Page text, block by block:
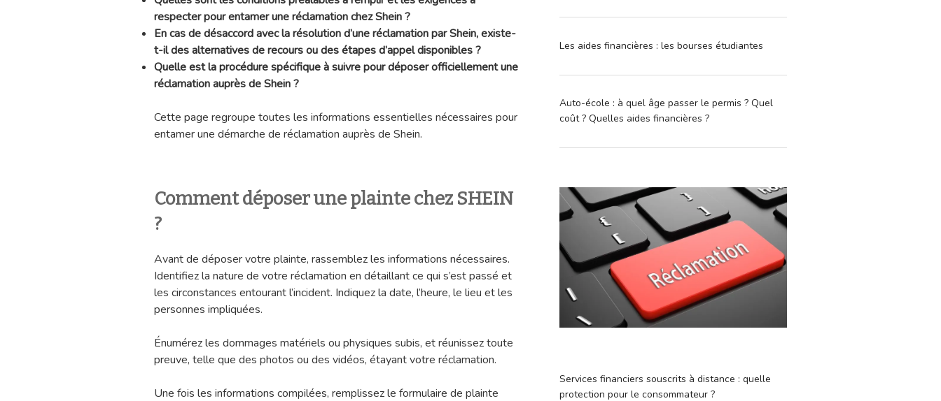
respecter pour entamer une réclamation chez Shein ?
En cas de désaccord avec la résolution d’une réclamation par Shein, existe-
t-il des alternatives de recours ou des étapes d’appel disponibles ?
Quelle est la procédure spécifique à suivre pour déposer officiellement une
réclamation auprès de Shein ?
Cette page regroupe toutes les informations essentielles nécessaires pour
entamer une démarche de réclamation auprès de Shein.
Comment déposer une plainte chez SHEIN
?
Avant de déposer votre plainte, rassemblez les informations nécessaires.
Identifiez la nature de votre réclamation en détaillant ce qui s’est passé et
les circonstances entourant l’incident. Indiquez la date, l’heure, le lieu et les
personnes impliquées.
Énumérez les dommages matériels ou physiques subis, et réunissez toute
preuve, telle que des photos ou des vidéos, étayant votre réclamation.
Une fois les informations compilées, remplissez le formulaire de plainte
Les aides financières : les bourses étudiantes
Auto-école : à quel âge passer le permis ? Quel
coût ? Quelles aides financières ?
Services financiers souscrits à distance : quelle
protection pour le consommateur ?